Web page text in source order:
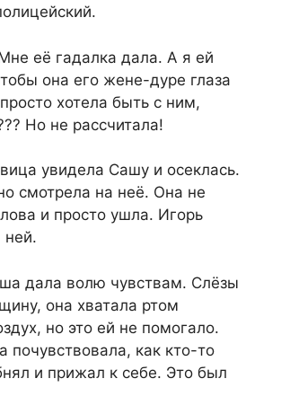
её гадалка дала. А я ей
она его жене-дуре глаза
хотела быть с ним,
Но не рассчитала!
увидела Сашу и осеклась.
смотрела на неё. Она не
и просто ушла. Игорь
ней.
дала волю чувствам. Слёзы
она хватала ртом
но это ей не помогало.
почувствовала, как кто-то
и прижал к себе. Это был